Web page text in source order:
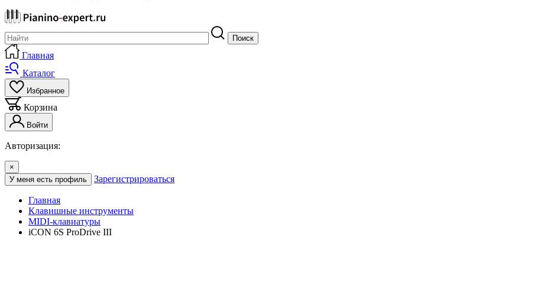
Поиск
Главная
Каталог
Избранное
Корзина
Войти
Авторизация:
×
У меня есть профиль
Зарегистрироваться
Главная
Клавишные инструменты
MIDI-клавиатуры
iCON 6S ProDrive III